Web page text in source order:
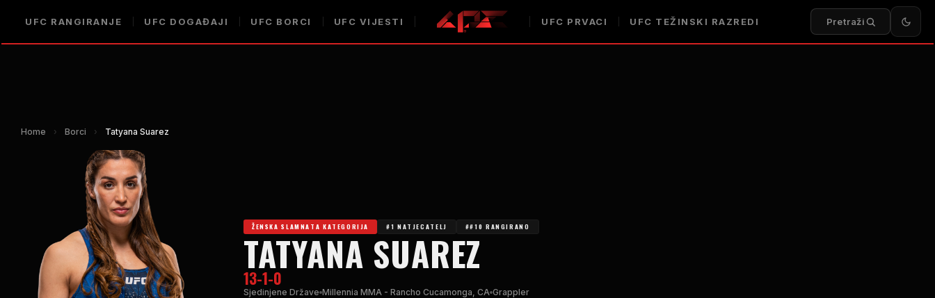
UFC RANGIRANJE UFC DOGAĐAJI UFC BORCI UFC VIJESTI UFC PRVACI UFC TEŽINSKI RAZREDI Pretraži
Home › Borci › Tatyana Suarez
ŽENSKA SLAMNATA KATEGORIJA #1 NATJECATELJ ##10 RANGIRANO
TATYANA SUAREZ
13-1-0
Sjedinjene Države Millennia MMA - Rancho Cucamonga, CA Grappler